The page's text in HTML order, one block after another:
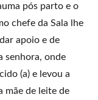
pós parto e o
chefe da Sala lhe
apoio e de
senhora, onde
(a) e levou a
mãe de leite de